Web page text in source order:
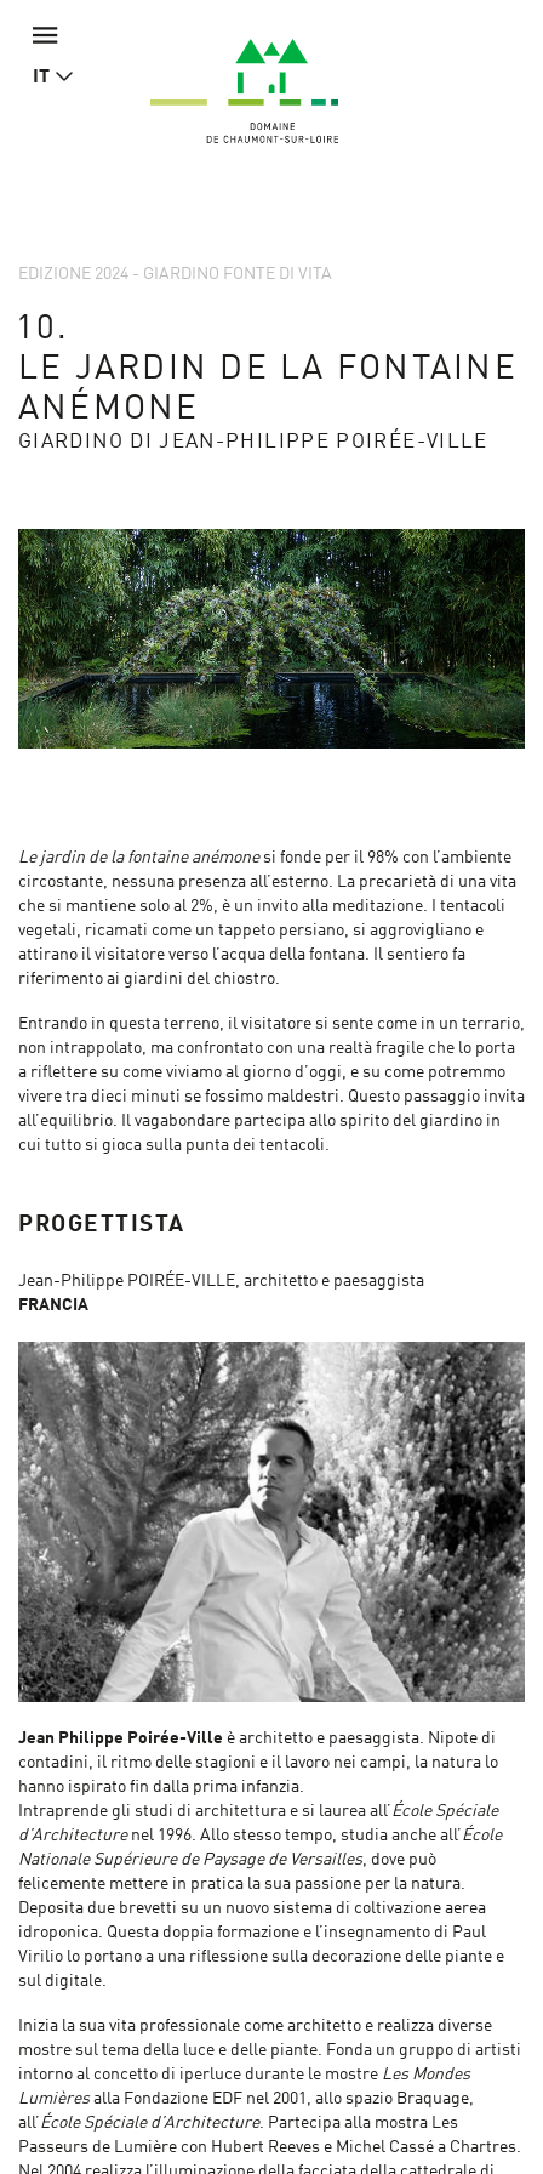
IT
EDIZIONE 2024 - GIARDINO FONTE DI VITA
10.
LE JARDIN DE LA FONTAINE
ANÉMONE
GIARDINO DI JEAN-PHILIPPE POIRÉE-VILLE
Le jardin de la fontaine anémonesi fonde per il 98% con l’ambiente
circostante, nessuna presenza all’esterno. La precarietà di una vita
che si mantiene solo al 2%, è un invito alla meditazione. I tentacoli
vegetali, ricamati come un tappeto persiano, si aggrovigliano e
attirano il visitatore verso l’acqua della fontana. Il sentiero fa
riferimento ai giardini del chiostro.
Entrando in questa terreno, il visitatore si sente come in un terrario,
non intrappolato, ma confrontato con una realtà fragile che lo porta
a riflettere su come viviamo al giorno d’oggi, e su come potremmo
vivere tra dieci minuti se fossimo maldestri. Questo passaggio invita
all’equilibrio. Il vagabondare partecipa allo spirito del giardino in
cui tutto si gioca sulla punta dei tentacoli.
PROGETTISTA
Jean-Philippe POIRÉE-VILLE, architetto e paesaggista
FRANCIA
Jean Philippe Poirée-Ville è architetto e paesaggista. Nipote di
contadini, il ritmo delle stagioni e il lavoro nei campi, la natura lo
hanno ispirato fin dalla prima infanzia.
Intraprende gli studi di architettura e si laurea all’École Spéciale
d’Architecturenel 1996. Allo stesso tempo, studia anche all’École
Nationale Supérieure de Paysage de Versailles, dove può
felicemente mettere in pratica la sua passione per la natura.
Deposita due brevetti su un nuovo sistema di coltivazione aerea
idroponica. Questa doppia formazione e l’insegnamento di Paul
Virilio lo portano a una riflessione sulla decorazione delle piante e
sul digitale.
Inizia la sua vita professionale come architetto e realizza diverse
mostre sul tema della luce e delle piante. Fonda un gruppo di artisti
intorno al concetto di iperluce durante le mostre Les Mondes
Lumièresalla Fondazione EDF nel 2001, allo spazio Braquage,
all’École Spéciale d’Architecture. Partecipa alla mostra Les
Passeurs de Lumière con Hubert Reeves e Michel Cassé a Chartres.